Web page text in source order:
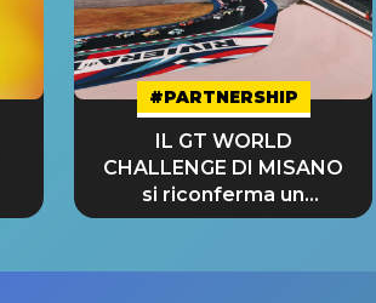
#PARTNERSHIP
IL GT WORLD
CHALLENGE DI MISANO
si riconferma un
GRANDE SUCCESSO!